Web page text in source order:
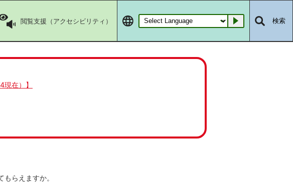
閲覧支援（アクセシビリティ） Go 検索
在）】
らえますか。